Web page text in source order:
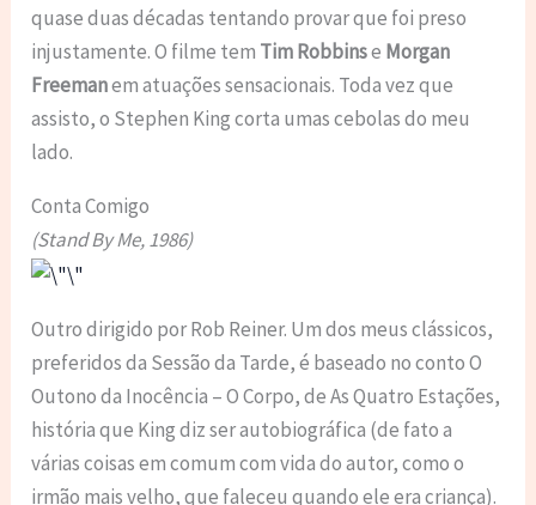
quase duas décadas tentando provar que foi preso
injustamente. O filme tem Tim Robbinse Morgan
Freemanem atuações sensacionais. Toda vez que
assisto, o Stephen King corta umas cebolas do meu
lado.
Conta Comigo
(Stand By Me, 1986)
Outro dirigido por Rob Reiner. Um dos meus clássicos,
preferidos da Sessão da Tarde, é baseado no conto O
Outono da Inocência – O Corpo, de As Quatro Estações,
história que King diz ser autobiográfica (de fato a
várias coisas em comum com vida do autor, como o
irmão mais velho, que faleceu quando ele era criança).